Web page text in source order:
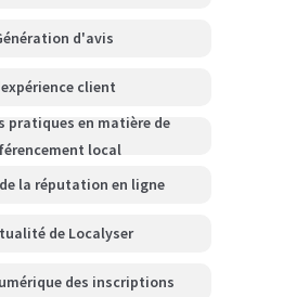
d'avis
client
pratiques en matière de
local
la réputation en ligne
de Localyser
des inscriptions